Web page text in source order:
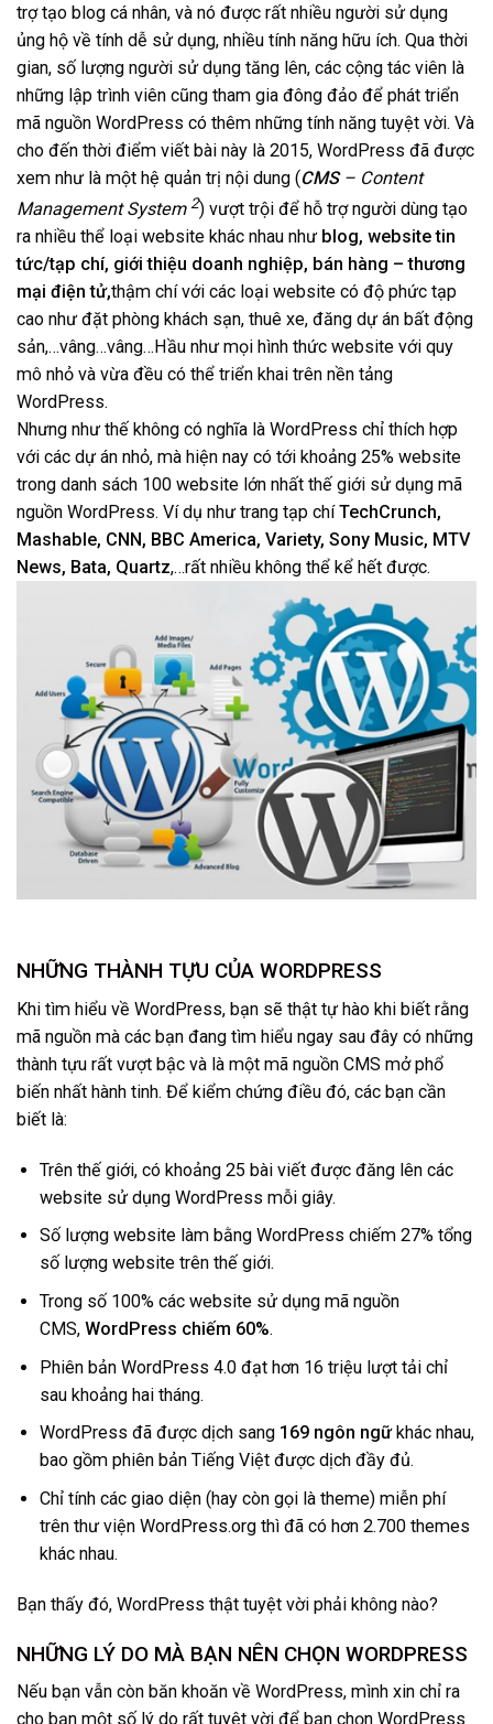
trợ tạo blog cá nhân, và nó được rất nhiều người sử dụng
ủng hộ về tính dễ sử dụng, nhiều tính năng hữu ích. Qua thời
gian, số lượng người sử dụng tăng lên, các cộng tác viên là
những lập trình viên cũng tham gia đông đảo để phát triển
mã nguồn WordPress có thêm những tính năng tuyệt vời. Và
cho đến thời điểm viết bài này là 2015, WordPress đã được
xem như là một hệ quản trị nội dung (CMS– Content
Management System 2) vượt trội để hỗ trợ người dùng tạo
ra nhiều thể loại website khác nhau như blog, website tin
tức/tạp chí, giới thiệu doanh nghiệp, bán hàng – thương
mại điện tử,thậm chí với các loại website có độ phức tạp
cao như đặt phòng khách sạn, thuê xe, đăng dự án bất động
sản,…vâng…vâng…Hầu như mọi hình thức website với quy
mô nhỏ và vừa đều có thể triển khai trên nền tảng
WordPress.
Nhưng như thế không có nghĩa là WordPress chỉ thích hợp
với các dự án nhỏ, mà hiện nay có tới khoảng 25% website
trong danh sách 100 website lớn nhất thế giới sử dụng mã
nguồn WordPress. Ví dụ như trang tạp chíTechCrunch,
Mashable, CNN, BBC America, Variety, Sony Music, MTV
News, Bata, Quartz,…rất nhiều không thể kể hết được.
NHỮNG THÀNH TỰU CỦA WORDPRESS
Khi tìm hiểu về WordPress, bạn sẽ thật tự hào khi biết rằng
mã nguồn mà các bạn đang tìm hiểu ngay sau đây có những
thành tựu rất vượt bậc và là một mã nguồn CMS mở phổ
biến nhất hành tinh. Để kiểm chứng điều đó, các bạn cần
biết là:
Trên thế giới, có khoảng 25 bài viết được đăng lên các
website sử dụng WordPress mỗi giây.
Số lượng website làm bằng WordPress chiếm 27% tổng
số lượng website trên thế giới.
Trong số 100% các website sử dụng mã nguồn
CMS, WordPress chiếm 60%.
Phiên bản WordPress 4.0 đạt hơn 16 triệu lượt tải chỉ
sau khoảng hai tháng.
WordPress đã được dịch sang 169 ngôn ngữkhác nhau,
bao gồm phiên bản Tiếng Việt được dịch đầy đủ.
Chỉ tính các giao diện (hay còn gọi là theme) miễn phí
trên thư viện WordPress.org thì đã có hơn 2.700 themes
khác nhau.
Bạn thấy đó, WordPress thật tuyệt vời phải không nào?
NHỮNG LÝ DO MÀ BẠN NÊN CHỌN WORDPRESS
Nếu bạn vẫn còn băn khoăn về WordPress, mình xin chỉ ra
cho bạn một số lý do rất tuyệt vời để bạn chọn WordPress